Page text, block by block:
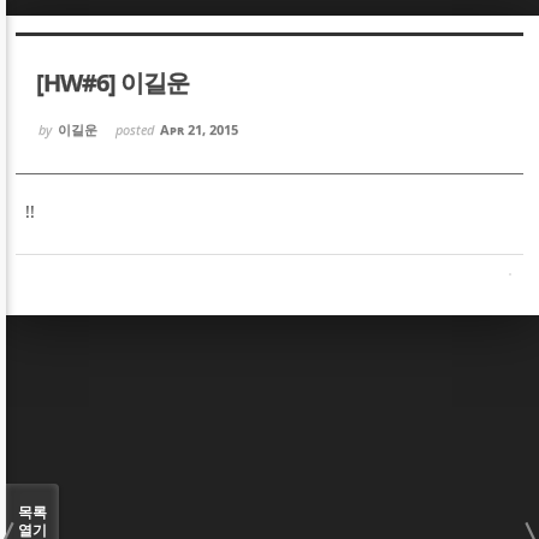
[HW#6] 이길운
by 이길운 posted Apr 21, 2015
!!
목록
열기
Sketchbook5, 스케치북5
Sketchbook5, 스케치북5
Sketchbook5, 스케치북5
Sketchbook5, 스케치북5